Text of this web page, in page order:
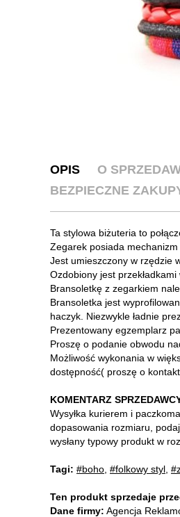
OPIS O
BEZPIECZNE
Ta stylowa biżuteria to
Zegarek posiada
Jest umieszczony w rzędzie
Ozdobiony jest
Bransoletkę z zegarkiem
Bransoletka jest
haczyk. Niezwykle ładnie
Prezentowany egzemplarz
Proszę o podanie obwodu
Możliwość wykonania w
dostępność( proszę o
KOMENTARZ
Wysyłka kurierem i
dopasowania rozmiaru,
wysłany typowy produkt w
Tagi: #boho #folkowy styl
Ten produkt sprzedaje
Dane firmy: Agencja